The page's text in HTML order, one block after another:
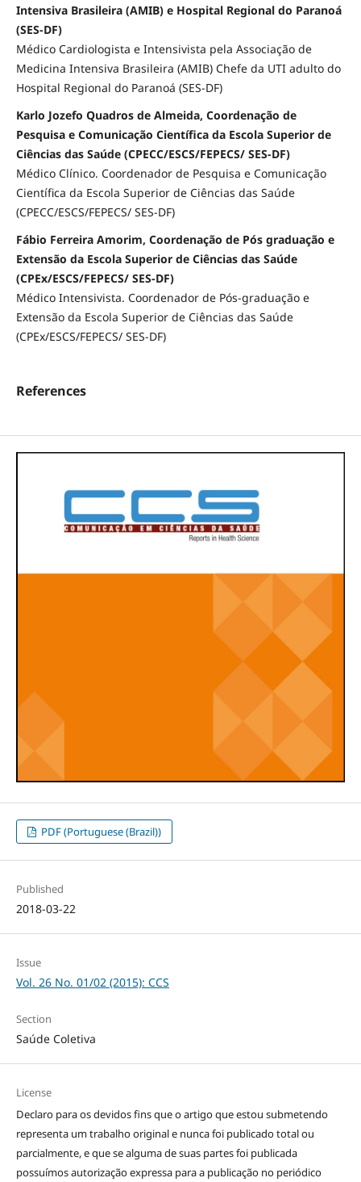
Intensiva Brasileira (AMIB) e Hospital Regional do Paranoá
(SES-DF)
Médico Cardiologista e Intensivista pela Associação de
Medicina Intensiva Brasileira (AMIB) Chefe da UTI adulto do
Hospital Regional do Paranoá (SES-DF)
Karlo Jozefo Quadros de Almeida, Coordenação de
Pesquisa e Comunicação Científica da Escola Superior de
Ciências das Saúde (CPECC/ESCS/FEPECS/ SES-DF)
Médico Clínico. Coordenador de Pesquisa e Comunicação
Científica da Escola Superior de Ciências das Saúde
(CPECC/ESCS/FEPECS/ SES-DF)
Fábio Ferreira Amorim, Coordenação de Pós graduação e
Extensão da Escola Superior de Ciências das Saúde
(CPEx/ESCS/FEPECS/ SES-DF)
Médico Intensivista. Coordenador de Pós-graduação e
Extensão da Escola Superior de Ciências das Saúde
(CPEx/ESCS/FEPECS/ SES-DF)
References
PDF (Portuguese (Brazil))
Published
2018-03-22
Issue
Vol. 26 No. 01/02 (2015): CCS
Section
Saúde Coletiva
License
Declaro para os devidos fins que o artigo que estou submetendo
representa um trabalho original e nunca foi publicado total ou
parcialmente, e que se alguma de suas partes foi publicada
possuímos autorização expressa para a publicação no periódico